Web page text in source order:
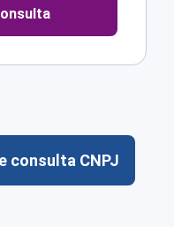
consulta CNPJ